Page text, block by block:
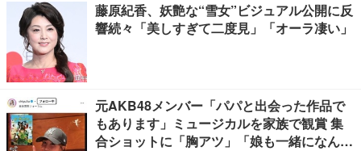
藤原紀香、妖艶な“雪女”ビジュアル公開に反
響続々「美しすぎて二度見」「オーラ凄い」
元AKB48メンバー「パパと出会った作品で
もあります」ミュージカルを家族で観賞 集
合ショットに「胸アツ」「娘も一緒になんて